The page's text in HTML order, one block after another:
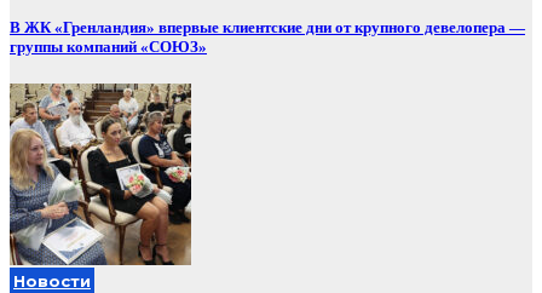
В ЖК «Гренландия» впервые клиентские дни от крупного девелопера —
группы компаний «СОЮЗ»
Новости